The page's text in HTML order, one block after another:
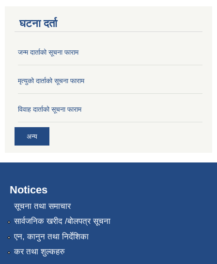
घटना दर्ता
जन्म दार्ताको सूचना फाराम
मृत्युको दार्ताको सूचना फाराम
विवाह दार्ताको सूचना फाराम
अन्य
Notices
सूचना तथा समाचार
सार्वजनिक खरीद /बोलपत्र सूचना
एन, कानुन तथा निर्देशिका
कर तथा शुल्कहरु